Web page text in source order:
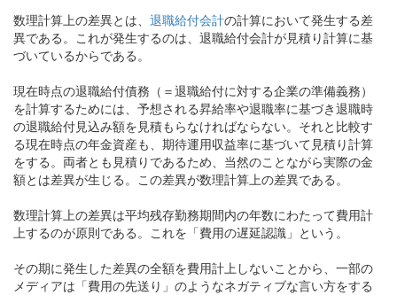
数理計算上の差異とは、 退職給付会計の計算において発生する差
異である。これが発生するのは、退職給付会計が見積り計算に基
づいているからである。
現在時点の退職給付債務（＝退職給付に対する企業の準備義務）
を計算するためには、予想される昇給率や退職率に基づき退職時
の退職給付見込み額を見積もらなければならない。それと比較す
る現在時点の年金資産も、期待運用収益率に基づいて見積り計算
をする。両者とも見積りであるため、当然のことながら実際の金
額とは差異が生じる。この差異が数理計算上の差異である。
数理計算上の差異は平均残存勤務期間内の年数にわたって費用計
上するのが原則である。これを「費用の遅延認識」という。
その期に発生した差異の全額を費用計上しないことから、一部の
メディアは「費用の先送り」のようなネガティブな言い方をする